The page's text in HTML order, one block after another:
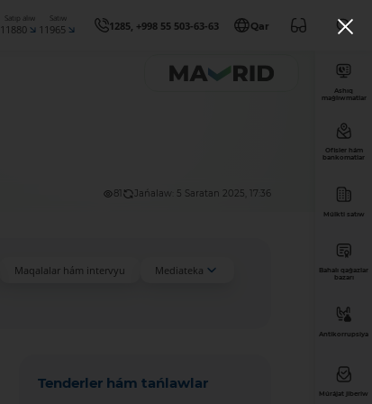
Satıp alıw
11880
Satıw
11965 1285, +998 55 503-63-63 Qar
81 Jańalaw: 5 Saratan 2025, 17:36
Maqalalar hám intervyu
Mediateka
Tenderler hám tańlawlar
Ashıq
maǵlıwmatlar
Ofisler hám
bankomatlar
Múlkti satıw
Bahalı qaǵazlar
bazarı
Antikorrupsiya
Múrájat jiberiw